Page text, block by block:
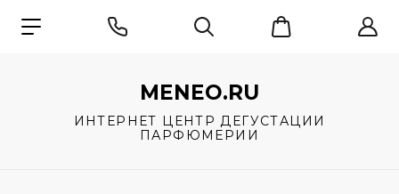
MENEO.RU
ИНТЕРНЕТ ЦЕНТР ДЕГУСТАЦИИ
ПАРФЮМЕРИИ